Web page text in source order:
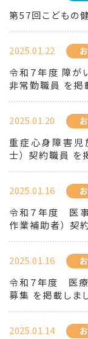
第57回こどもの
2025.01.22
令和７年度 障が
非常勤職員 を掲
2025.01.20
重症心身障害児
士） 契約職員 を
2025.01.16
令和７年度 医事
作業補助者） 契
2025.01.16
令和７年度 医療
募集 を掲載しま
2025.01.14